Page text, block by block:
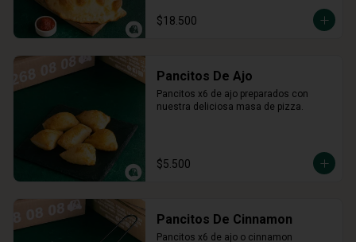
$18.500
Pancitos De Ajo
Pancitos x6 de ajo preparados con
nuestra deliciosa masa de pizza.
$5.500
Pancitos De Cinnamon
Pancitos x6 de ajo o cinnamon